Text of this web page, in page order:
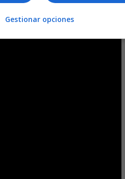
Gestionar opciones